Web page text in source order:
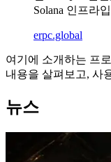
Solana 인프라
erpc.global
여기에 소개하는 프
내용을 살펴보고, 사
뉴스